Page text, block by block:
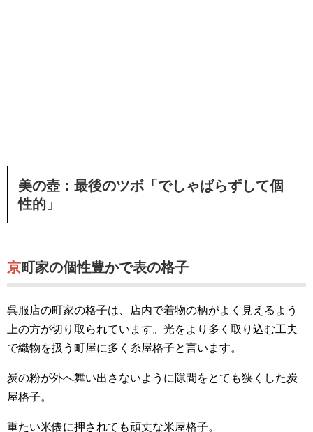
美の壺：最後のツボ「でしゃばらずして個
性的」
京町家の個性豊かで表の格子
呉服店の町家の格子は、店内で着物の柄がよく見えるよう
上の方が切り取られています。光をより多く取り込む工夫
で織物を扱う町屋に多く糸屋格子と言います。
炭の粉が外へ舞い出さないように隙間をとても狭くした炭
屋格子。
重たい米俵に押されても頑丈な米屋格子。